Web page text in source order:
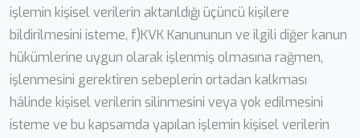
işlemin kişisel verilerin aktarıldığı üçüncü kişilere
bildirilmesini isteme, f)KVK Kanununun ve ilgili diğer kanun
hükümlerine uygun olarak işlenmiş olmasına rağmen,
işlenmesini gerektiren sebeplerin ortadan kalkması
hâlinde kişisel verilerin silinmesini veya yok edilmesini
isteme ve bu kapsamda yapılan işlemin kişisel verilerin